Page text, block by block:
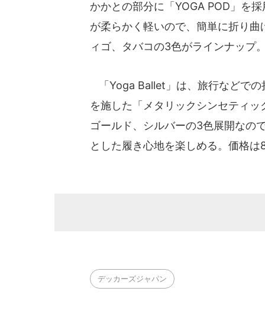
かかとの部分に「YOGA POD」を
が柔らかく軽いので、簡単に折り
ィゴ、タバコの3色がラインナップ
「Yoga Ballet」は、旅行などでの
を施した「メタリックシンセティ
ゴールド、シルバーの3色展開なの
とした履き心地を楽しめる。価格
デッカーズジャパン